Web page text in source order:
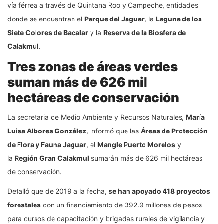
vía férrea a través de Quintana Roo y Campeche, entidades
donde se encuentran el Parque del Jaguar, la Laguna de los
Siete Colores de Bacalar y la Reserva de la Biosfera de
Calakmul.
Tres zonas de áreas verdes
suman más de 626 mil
hectáreas de conservación
La secretaria de Medio Ambiente y Recursos Naturales, María
Luisa Albores González, informó que las Áreas de Protección
de Flora y Fauna Jaguar, el Mangle Puerto Morelos y
la Región Gran Calakmul sumarán más de 626 mil hectáreas
de conservación.
Detalló que de 2019 a la fecha, se han apoyado 418 proyectos
forestales con un financiamiento de 392.9 millones de pesos
para cursos de capacitación y brigadas rurales de vigilancia y